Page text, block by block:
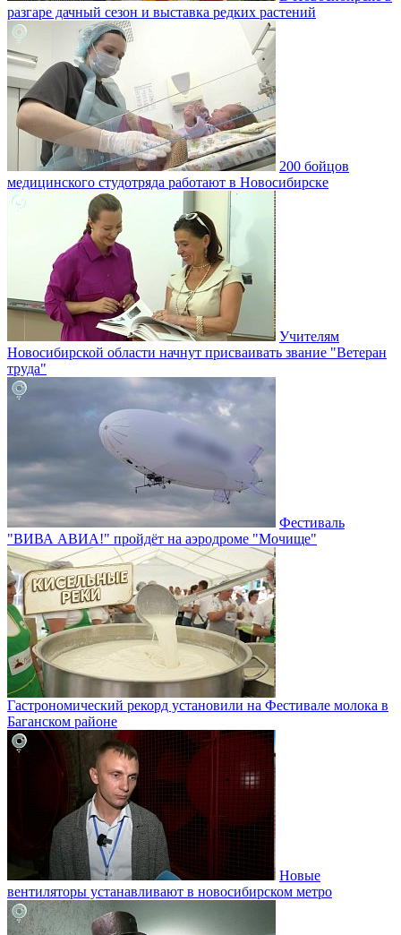
разгаре дачный сезон и выставка редких растений
200 бойцов
медицинского студотряда работают в Новосибирске
Учителям
Новосибирской области начнут присваивать звание "Ветеран
труда"
Фестиваль
"ВИВА АВИА!" пройдёт на аэродроме "Мочище"
Гастрономический рекорд установили на Фестивале молока в
Баганском районе
Новые
вентиляторы устанавливают в новосибирском метро